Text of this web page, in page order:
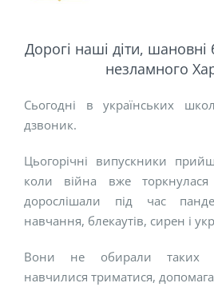
Дорогі наші діти, шановні
незламного
Сьогодні в українських
дзвоник.
Цьогорічні випускники
коли війна вже
дорослішали під час
навчання, блекаутів, сирен і
Вони не обирали таких
навчилися триматися,